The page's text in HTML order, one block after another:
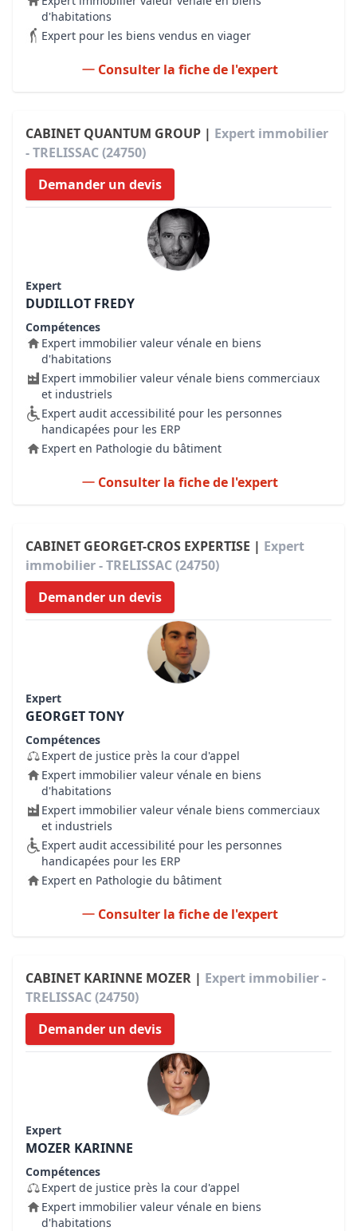
d'habitations
Expert pour les biens vendus en viager
Consulter la fiche de l'expert
CABINET QUANTUM GROUP | Expert immobilier
- TRELISSAC (24750)
Demander un devis
Expert
DUDILLOT FREDY
Compétences
Expert immobilier valeur vénale en biens
d'habitations
Expert immobilier valeur vénale biens commerciaux
et industriels
Expert audit accessibilité pour les personnes
handicapées pour les ERP
Expert en Pathologie du bâtiment
Consulter la fiche de l'expert
CABINET GEORGET-CROS EXPERTISE | Expert
immobilier - TRELISSAC (24750)
Demander un devis
Expert
GEORGET TONY
Compétences
Expert de justice près la cour d'appel
Expert immobilier valeur vénale en biens
d'habitations
Expert immobilier valeur vénale biens commerciaux
et industriels
Expert audit accessibilité pour les personnes
handicapées pour les ERP
Expert en Pathologie du bâtiment
Consulter la fiche de l'expert
CABINET KARINNE MOZER | Expert immobilier -
TRELISSAC (24750)
Demander un devis
Expert
MOZER KARINNE
Compétences
Expert de justice près la cour d'appel
Expert immobilier valeur vénale en biens
d'habitations